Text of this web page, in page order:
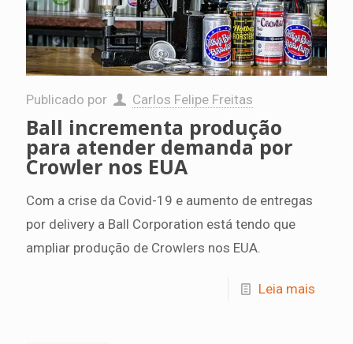
Publicado por Carlos Felipe Freitas
Ball incrementa produção
para atender demanda por
Crowler nos EUA
Com a crise da Covid-19 e aumento de entregas
por delivery a Ball Corporation está tendo que
ampliar produção de Crowlers nos EUA.
Leia mais